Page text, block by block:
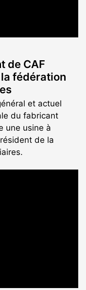
de CAF
fédération
et actuel
du fabricant
une usine à
de la